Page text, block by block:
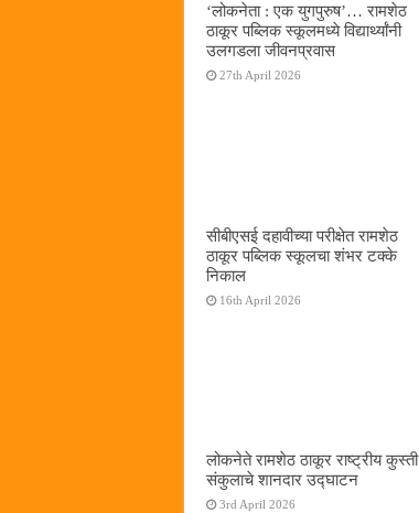
‌‘लोकनेता : एक युगपुरुष‌’… रामशेठ
ठाकूर पब्लिक स्कूलमध्ये विद्यार्थ्यांनी
उलगडला जीवनप्रवास
27th April 2026
सीबीएसई दहावीच्या परीक्षेत रामशेठ
ठाकूर पब्लिक स्कूलचा शंभर टक्के
निकाल
16th April 2026
लोकनेते रामशेठ ठाकूर राष्ट्रीय कुस्ती
संकुलाचे शानदार उद्घाटन
3rd April 2026